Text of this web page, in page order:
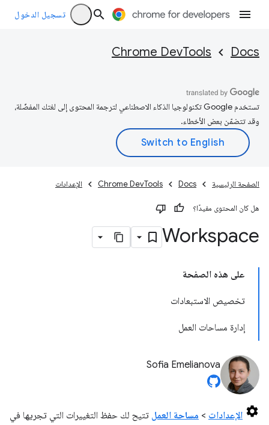
تسجيل الدخول
Docs
Chrome DevTools
تستخدم Google تكنولوجيا الذكاء الاصطناعي لترجمة المحتوى إلى لغتك المفضّلة،
وقد تتضمّن بعض الأخطاء.
الصفحة الرئيسية Docs
Chrome DevTools الإعدادات
هل كان المحتوى مفيدًا؟
Workspace
على هذه الصفحة
تخصيص الاستبعادات
إدارة مساحات العمل
Sofia Emelianova
الإعدادات > مساحة العمل تتيح لك حفظ التغييرات التي تجريها في